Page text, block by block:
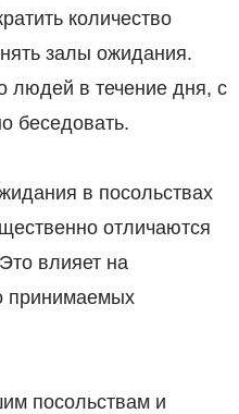
количество
залы ожидания.
людей в течение дня, с
беседовать.
в посольствах
отличаются
влияет на
принимаемых
посольствам и